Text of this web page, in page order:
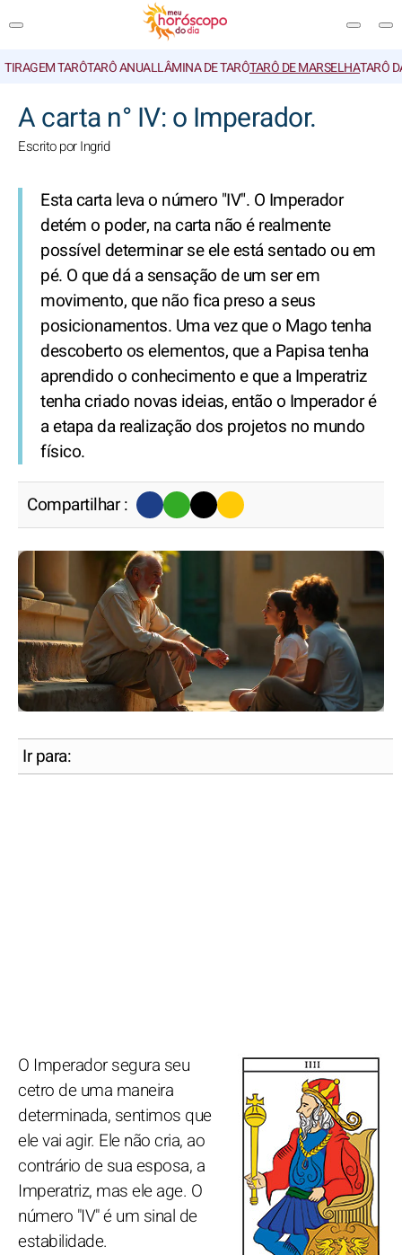
TIRAGEM TARÔTARÔ ANUALLÂMINA DE TARÔTARÔ DE MARSELHATARÔ
A carta n° IV: o Imperador.
Escrito por Ingrid
Esta carta leva o número "IV". O Imperador
detém o poder, na carta não é realmente
possível determinar se ele está sentado ou em
pé. O que dá a sensação de um ser em
movimento, que não fica preso a seus
posicionamentos. Uma vez que o Mago tenha
descoberto os elementos, que a Papisa tenha
aprendido o conhecimento e que a Imperatriz
tenha criado novas ideias, então o Imperador é
a etapa da realização dos projetos no mundo
físico.
Compartilhar :
Ir para:
O Imperador segura seu
cetro de uma maneira
determinada, sentimos que
ele vai agir. Ele não cria, ao
contrário de sua esposa, a
Imperatriz, mas ele age. O
número "IV" é um sinal de
estabilidade.